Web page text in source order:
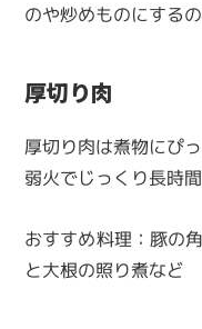
のや炒めものにする
厚切り肉
厚切り肉は煮物にぴっ
弱火でじっくり長時
おすすめ料理：豚の
と大根の照り煮など